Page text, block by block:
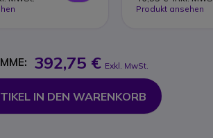
Produkt ansehen
392,75 € Exkl. MwSt.
IN DEN WARENKORB